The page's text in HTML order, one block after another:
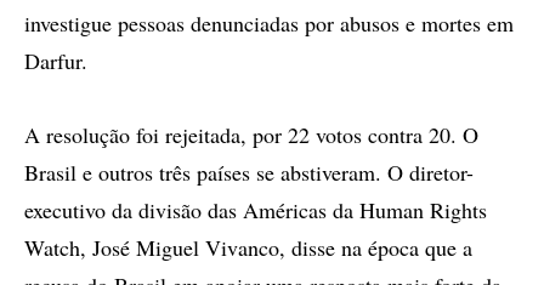
investigue pessoas denunciadas por abusos e mortes em
Darfur.
A resolução foi rejeitada, por 22 votos contra 20. O
Brasil e outros três países se abstiveram. O diretor-
executivo da divisão das Américas da Human Rights
Watch, José Miguel Vivanco, disse na época que a